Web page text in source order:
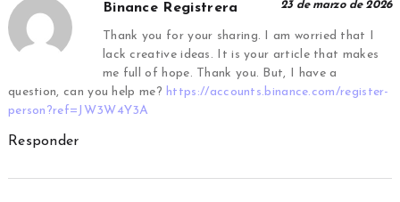
Binance Registrera 23 de marzo de 2026
Thank you for your sharing. I am worried that I
lack creative ideas. It is your article that makes
me full of hope. Thank you. But, I have a
question, can you help me? https://accounts.binance.com/register-
person?ref=JW3W4Y3A
Responder